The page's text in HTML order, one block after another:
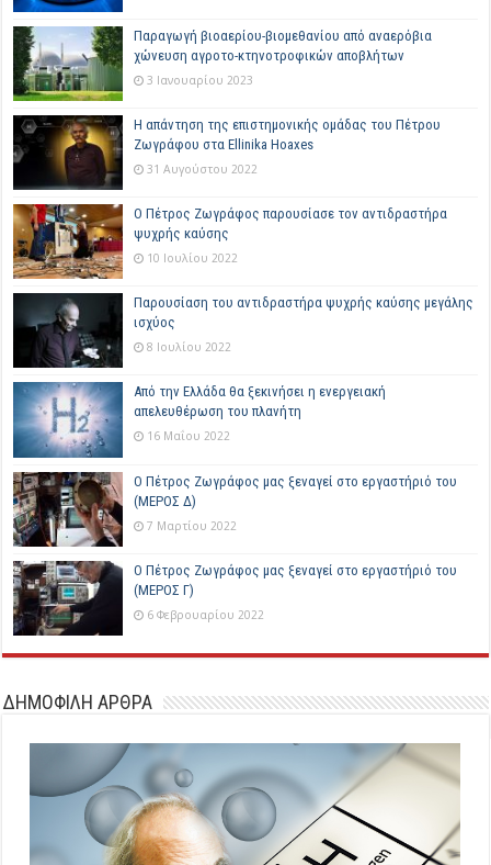
Παραγωγή βιοαερίου-βιομεθανίου από αναερόβια
χώνευση αγροτο-κτηνοτροφικών αποβλήτων
3 Ιανουαρίου 2023
Η απάντηση της επιστημονικής ομάδας του Πέτρου
Ζωγράφου στα Ellinika Hoaxes
31 Αυγούστου 2022
Ο Πέτρος Ζωγράφος παρουσίασε τον αντιδραστήρα
ψυχρής καύσης
10 Ιουλίου 2022
Παρουσίαση του αντιδραστήρα ψυχρής καύσης μεγάλης
ισχύος
8 Ιουλίου 2022
Από την Ελλάδα θα ξεκινήσει η ενεργειακή
απελευθέρωση του πλανήτη
16 Μαΐου 2022
Ο Πέτρος Ζωγράφος μας ξεναγεί στο εργαστήριό του
(ΜΕΡΟΣ Δ)
7 Μαρτίου 2022
Ο Πέτρος Ζωγράφος μας ξεναγεί στο εργαστήριό του
(ΜΕΡΟΣ Γ)
6 Φεβρουαρίου 2022
ΔΗΜΟΦΙΛΗ ΑΡΘΡΑ